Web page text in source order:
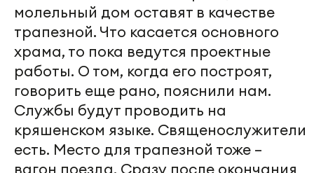
молельный дом оставят в качестве
трапезной. Что касается основного
храма, то пока ведутся проектные
работы. О том, когда его построят,
говорить еще рано, пояснили нам.
Службы будут проводить на
кряшенском языке. Священослужители
есть. Место для трапезной тоже –
вагон поезда. Сразу после окончания